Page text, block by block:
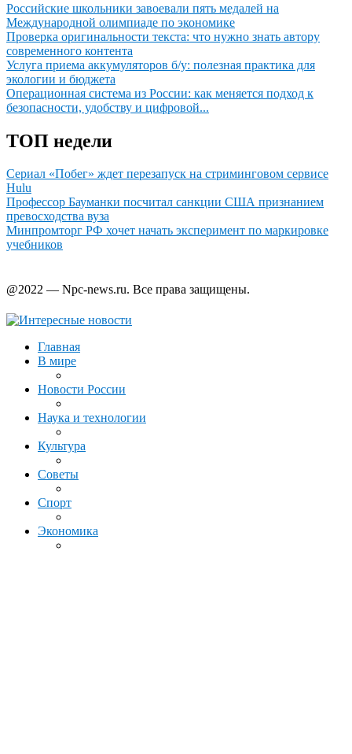
Российские школьники завоевали пять медалей на
Международной олимпиаде по экономике
Проверка оригинальности текста: что нужно знать автору
современного контента
Услуга приема аккумуляторов б/у: полезная практика для
экологии и бюджета
Операционная система из России: как меняется подход к
безопасности, удобству и цифровой...
ТОП недели
Сериал «Побег» ждет перезапуск на стриминговом сервисе
Hulu
Профессор Бауманки посчитал санкции США признанием
превосходства вуза
Минпромторг РФ хочет начать эксперимент по маркировке
учебников
@2022 — Npc-news.ru. Все права защищены.
Главная
В мире
Новости России
Наука и технологии
Культура
Советы
Спорт
Экономика